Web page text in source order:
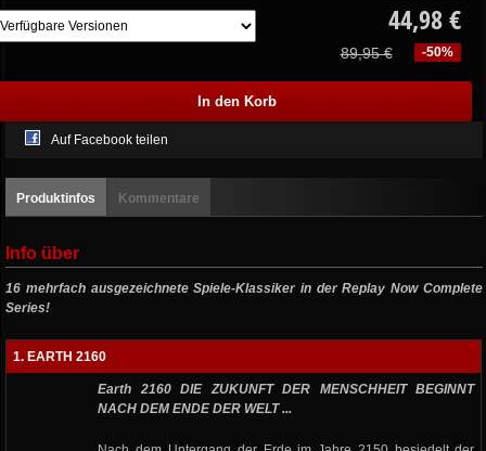
44,98 €
-50%
89,95 €
Auf Facebook teilen
Produktinfos Kommentare
Info über
16 mehrfach ausgezeichnete Spiele-Klassiker in der Replay Now Complete
Series!
1. EARTH 2160
Earth 2160 DIE ZUKUNFT DER MENSCHHEIT BEGINNT
NACH DEM ENDE DER WELT ...